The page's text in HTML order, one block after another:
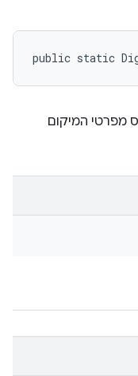
public static
מפרטי המיקום